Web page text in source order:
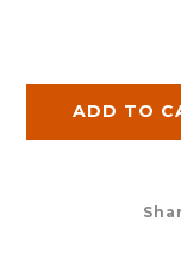
ADD TO